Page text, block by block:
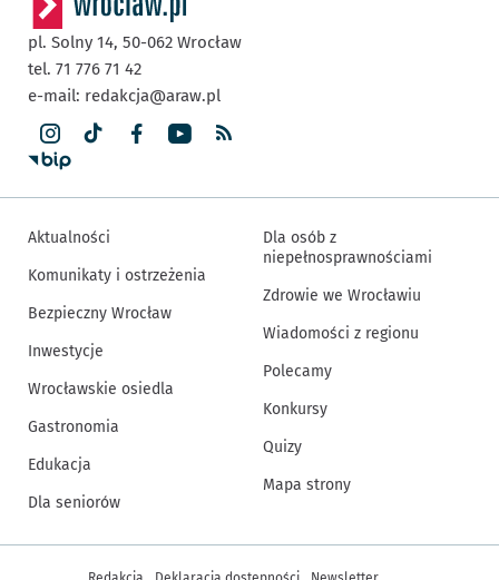
pl. Solny 14, 50-062 Wrocław
tel. 71 776 71 42
e-mail: redakcja@araw.pl
Aktualności
Komunikaty i ostrzeżenia
Bezpieczny Wrocław
Inwestycje
Wrocławskie osiedla
Gastronomia
Edukacja
Dla seniorów
Dla osób z
niepełnosprawnościami
Zdrowie we Wrocławiu
Wiadomości z regionu
Polecamy
Konkursy
Quizy
Mapa strony
Inne informacje